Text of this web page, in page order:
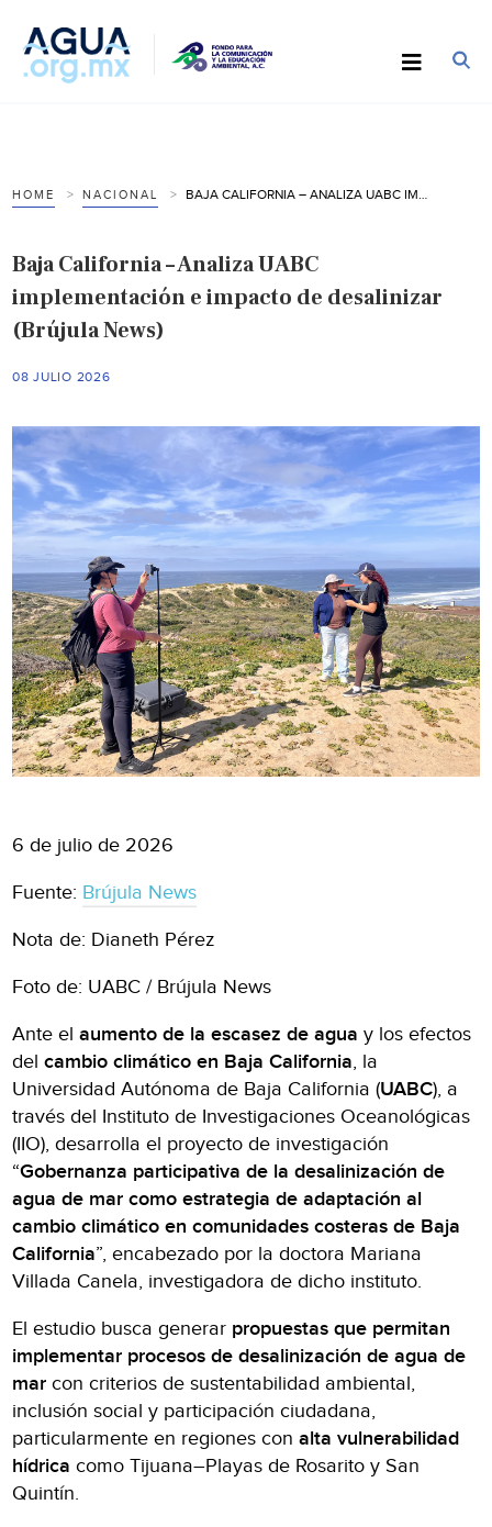
HOME NACIONAL
Baja California – Analiza UABC
implementación e impacto de desalinizar
(Brújula News)
08 JULIO 2026
6 de julio de 2026
Fuente: Brújula News
Nota de: Dianeth Pérez
Foto de: UABC / Brújula News
Ante elaumento de la escasez de agua y los efectos
delcambio climático en Baja California, la
Universidad Autónoma de Baja California (UABC), a
través del Instituto de Investigaciones Oceanológicas
(IIO), desarrolla el proyecto de investigación
“Gobernanza participativa de la desalinización de
agua de mar como estrategia de adaptación al
cambio climático en comunidades costeras de Baja
California”, encabezado por la doctora Mariana
Villada Canela, investigadora de dicho instituto.
El estudio busca generar propuestas que permitan
implementar procesos de desalinización de agua de
mar con criterios de sustentabilidad ambiental,
inclusión social y participación ciudadana,
particularmente en regiones conalta vulnerabilidad
hídrica como Tijuana–Playas de Rosarito y San
Quintín.